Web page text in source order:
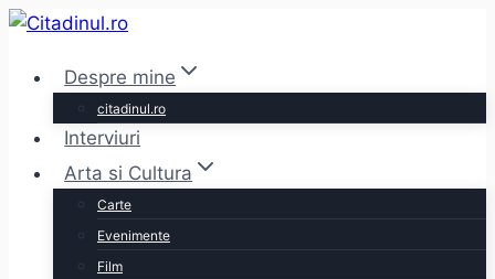
Skip
contentDespre mine
citadinul.ro
Interviuri
Arta si Cultura
Carte
Evenimente
Film